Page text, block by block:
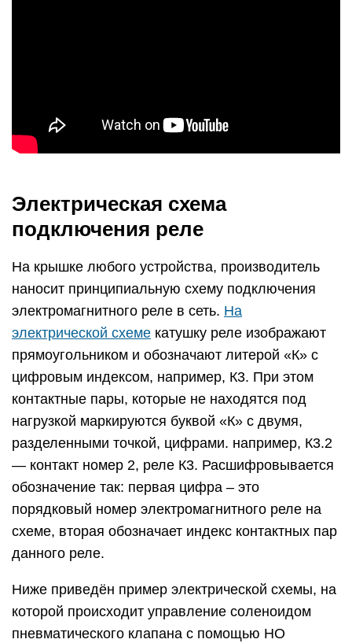
Электрическая схема
подключения реле
На крышке любого устройства, производитель
наносит принципиальную схему подключения
электромагнитного реле в сеть. На
электрической схеме катушку реле изображают
прямоугольником и обозначают литерой «К» с
цифровым индексом, например, К3. При этом
контактные пары, которые не находятся под
нагрузкой маркируются буквой «К» с двумя,
разделенными точкой, цифрами. например, К3.2
— контакт номер 2, реле К3. Расшифровывается
обозначение так: первая цифра – это
порядковый номер электромагнитного реле на
схеме, вторая обозначает индекс контактных пар
данного реле.
Ниже приведён пример электрической схемы, на
которой происходит управление соленоидом
пневматического клапана с помощью НО